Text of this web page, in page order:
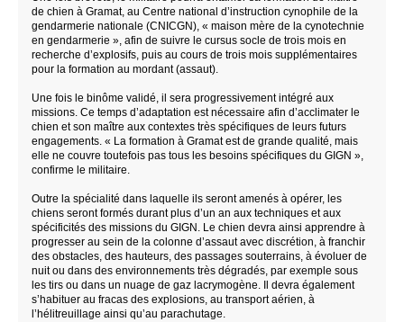
de chien à Gramat, au Centre national d’instruction cynophile de la
gendarmerie nationale (CNICGN), « maison mère de la cynotechnie
en gendarmerie », afin de suivre le cursus socle de trois mois en
recherche d’explosifs, puis au cours de trois mois supplémentaires
pour la formation au mordant (assaut).
Une fois le binôme validé, il sera progressivement intégré aux
missions. Ce temps d’adaptation est nécessaire afin d’acclimater le
chien et son maître aux contextes très spécifiques de leurs futurs
engagements. « La formation à Gramat est de grande qualité, mais
elle ne couvre toutefois pas tous les besoins spécifiques du GIGN »,
confirme le militaire.
Outre la spécialité dans laquelle ils seront amenés à opérer, les
chiens seront formés durant plus d’un an aux techniques et aux
spécificités des missions du GIGN. Le chien devra ainsi apprendre à
progresser au sein de la colonne d’assaut avec discrétion, à franchir
des obstacles, des hauteurs, des passages souterrains, à évoluer de
nuit ou dans des environnements très dégradés, par exemple sous
les tirs ou dans un nuage de gaz lacrymogène. Il devra également
s’habituer au fracas des explosions, au transport aérien, à
l’hélitreuillage ainsi qu’au parachutage.